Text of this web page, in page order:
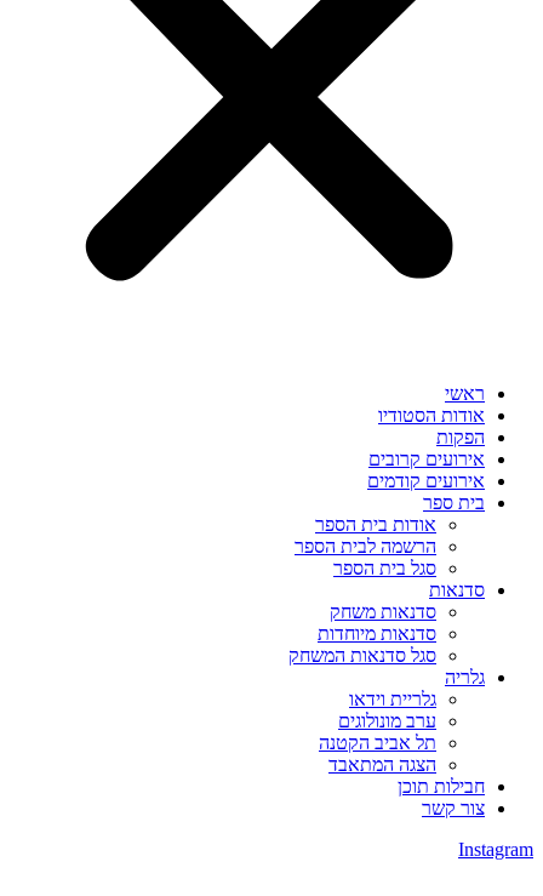
ראשי
אודות הסטודיו
הפקות
אירועים קרובים
אירועים קודמים
בית ספר
אודות בית הספר
הרשמה לבית הספר
סגל בית הספר
סדנאות
סדנאות משחק
סדנאות מיוחדות
סגל סדנאות המשחק
גלריה
גלריית וידאו
ערב מונולוגים
תל אביב הקטנה
הצגה המתאבד
חבילות תוכן
צור קשר
Instagram